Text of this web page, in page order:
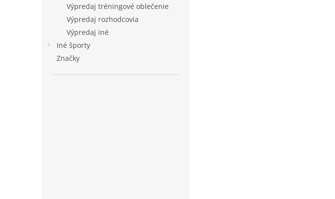
Výpredaj tréningové oblečenie
Výpredaj rozhodcovia
Výpredaj iné
Iné športy
Značky